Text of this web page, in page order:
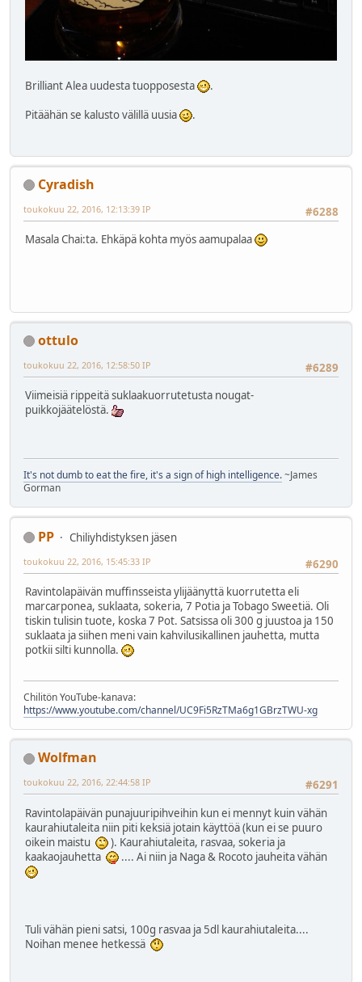
Brilliant Alea uudesta tuopposesta
.
Pitäähän se kalusto välillä uusia
.
Cyradish
#6288
toukokuu 22, 2016, 12:13:39 IP
Masala Chai:ta. Ehkäpä kohta myös aamupalaa
ottulo
#6289
toukokuu 22, 2016, 12:58:50 IP
Viimeisiä rippeitä suklaakuorrutetusta nougat-
puikkojäätelöstä.
It's not dumb to eat the fire, it's a sign of high intelligence.~James
Gorman
PP
Chiliyhdistyksen jäsen
#6290
toukokuu 22, 2016, 15:45:33 IP
Ravintolapäivän muffinsseista ylijäänyttä kuorrutetta eli
marcarponea, suklaata, sokeria, 7 Potia ja Tobago Sweetiä. Oli
tiskin tulisin tuote, koska 7 Pot. Satsissa oli 300 g juustoa ja 150
suklaata ja siihen meni vain kahvilusikallinen jauhetta, mutta
potkii silti kunnolla.
Chilitön YouTube-kanava:
https://www.youtube.com/channel/UC9Fi5RzTMa6g1GBrzTWU-xg
Wolfman
#6291
toukokuu 22, 2016, 22:44:58 IP
Ravintolapäivän punajuuripihveihin kun ei mennyt kuin vähän
kaurahiutaleita niin piti keksiä jotain käyttöä (kun ei se puuro
oikein maistu
). Kaurahiutaleita, rasvaa, sokeria ja
kaakaojauhetta
.... Ai niin ja Naga & Rocoto jauheita vähän
Tuli vähän pieni satsi, 100g rasvaa ja 5dl kaurahiutaleita....
Noihan menee hetkessä